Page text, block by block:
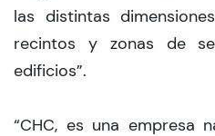
las distintas
recintos y zonas de
edificios”.
“CHC, es una empresa